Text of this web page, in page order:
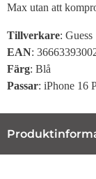
Max utan att
Tillverkare: Guess
EAN:
Färg: Blå
Passar: iPhone 16